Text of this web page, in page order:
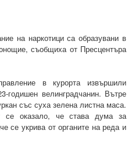
на наркотици са образувани в
съобщиха от Пресцентъра
в курорта извършили
годишен велинградчанин. Вътре
със суха зелена листна маса.
се оказало, че става дума за
се укрива от органите на реда и